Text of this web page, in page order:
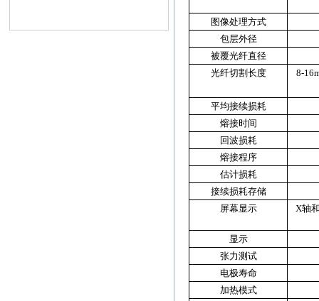
图像处理方式
包层外径
被覆光纤直径
光纤切割长度
8-
平均接续损耗
熔接时间
回波损耗
熔接程序
估计损耗
接续损耗存储
屏幕显示
X轴
显示
张力测试
电极寿命
加热模式